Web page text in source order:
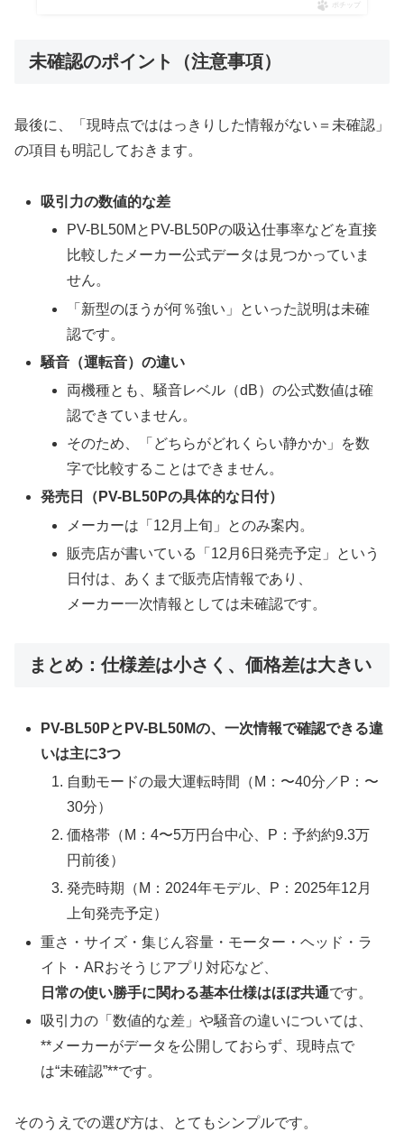
ポチップ
未確認のポイント（注意事項）
最後に、「現時点でははっきりした情報がない＝未確認」
の項目も明記しておきます。
吸引力の数値的な差
PV-BL50MとPV-BL50Pの吸込仕事率などを直接
比較したメーカー公式データは見つかっていま
せん。
「新型のほうが何％強い」といった説明は未確
認です。
騒音（運転音）の違い
両機種とも、騒音レベル（dB）の公式数値は確
認できていません。
そのため、「どちらがどれくらい静かか」を数
字で比較することはできません。
発売日（PV-BL50Pの具体的な日付）
メーカーは「12月上旬」とのみ案内。
販売店が書いている「12月6日発売予定」という
日付は、あくまで販売店情報であり、
メーカー一次情報としては未確認です。
まとめ：仕様差は小さく、価格差は大きい
PV-BL50PとPV-BL50Mの、一次情報で確認できる違
いは主に3つ
自動モードの最大運転時間（M：〜40分／P：〜
30分）
価格帯（M：4〜5万円台中心、P：予約約9.3万
円前後）
発売時期（M：2024年モデル、P：2025年12月
上旬発売予定）
重さ・サイズ・集じん容量・モーター・ヘッド・ラ
イト・ARおそうじアプリ対応など、
日常の使い勝手に関わる基本仕様はほぼ共通です。
吸引力の「数値的な差」や騒音の違いについては、
**メーカーがデータを公開しておらず、現時点で
は“未確認”**です。
そのうえでの選び方は、とてもシンプルです。